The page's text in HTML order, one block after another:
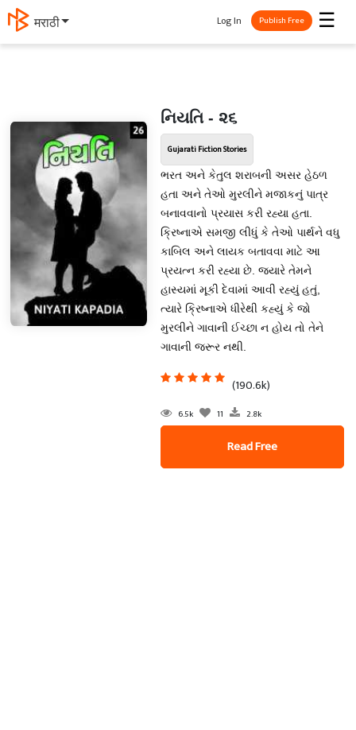
मराठी ☰
Log In Publish Free
નિયતિ - ૨૬
Gujarati Fiction Stories
ભરત અને કેતુલ શરાબની અસર હેઠળ
હતા અને તેઓ મુરલીને મજાકનું પાત્ર
બનાવવાનો પ્રયાસ કરી રહ્યા હતા.
ક્રિષ્નાએ સમજી લીધું કે તેઓ પાર્થને વધુ
કાબિલ અને લાયક બતાવવા માટે આ
પ્રયત્ન કરી રહ્યા છે. જ્યારે તેમને
હાસ્યમાં મૂકી દેવામાં આવી રહ્યું હતું,
ત્યારે ક્રિષ્નાએ ધીરેથી કહ્યું કે જો
મુરલીને ગાવાની ઈચ્છા ન હોય તો તેને
ગાવાની જરૂર નથી.
(190.6k)
6.5k 11 2.8k
Read Free